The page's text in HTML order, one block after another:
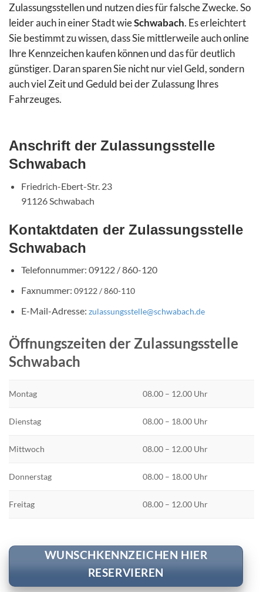
Zulassungsstellen und nutzen dies für falsche Zwecke. So
leider auch in einer Stadt wieSchwabach. Es erleichtert
Sie bestimmt zu wissen, dass Sie mittlerweile auch online
Ihre Kennzeichen kaufen können und das für deutlich
günstiger. Daran sparen Sie nicht nur viel Geld, sondern
auch viel Zeit und Geduld bei der Zulassung Ihres
Fahrzeuges.
Anschrift der Zulassungsstelle
Schwabach
Friedrich-Ebert-Str. 23
91126 Schwabach
Kontaktdaten der Zulassungsstelle
Schwabach
Telefonnummer: 09122 / 860-120
Faxnummer: 09122 / 860-110
E-Mail-Adresse: zulassungsstelle@schwabach.de
Öffnungszeiten der Zulassungsstelle
Schwabach
Montag 08.00 – 12.00 Uhr
Dienstag 08.00 – 18.00 Uhr
Mittwoch 08.00 – 12.00 Uhr
Donnerstag 08.00 – 18.00 Uhr
Freitag 08.00 – 12.00 Uhr
WUNSCHKENNZEICHEN HIER
RESERVIEREN